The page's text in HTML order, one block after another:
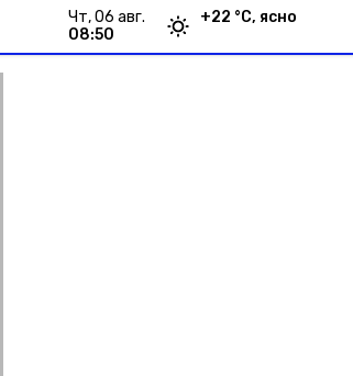
чт, 06 авг.
08:50
+22 °С, ясно